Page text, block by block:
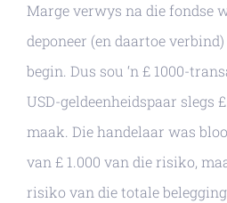
Marge verwys na die fondse
deponeer (en daartoe
begin. Dus sou ‘n £ 1000-
USD-geldeenheidspaar slegs
maak. Die handelaar was
van £ 1.000 van die risiko,
risiko van die totale